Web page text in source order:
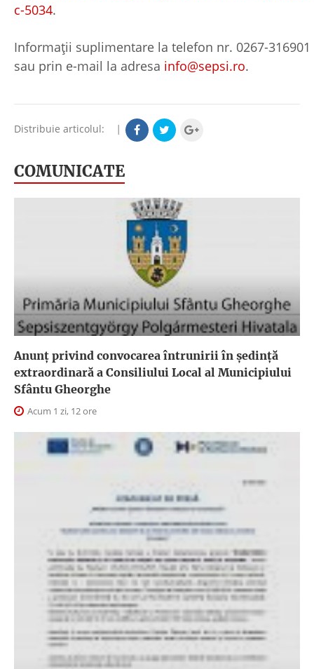
c-5034.
Informaţii suplimentare la telefon nr. 0267-316901
sau prin e-mail la adresa info@sepsi.ro.
Distribuie articolul: |
COMUNICATE
Anunţ privind convocarea întrunirii în şedinţă
extraordinară a Consiliului Local al Municipiului
Sfântu Gheorghe
Acum 1 zi, 12 ore